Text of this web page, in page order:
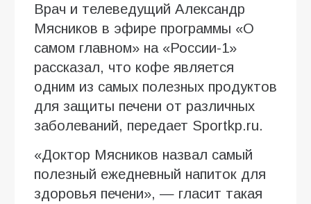
Врач и телеведущий Александр
Мясников в эфире программы «О
самом главном» на «России-1»
рассказал, что кофе является
одним из самых полезных продуктов
для защиты печени от различных
заболеваний, передает Sportkp.ru.
«Доктор Мясников назвал самый
полезный ежедневный напиток для
здоровья печени», — гласит такая